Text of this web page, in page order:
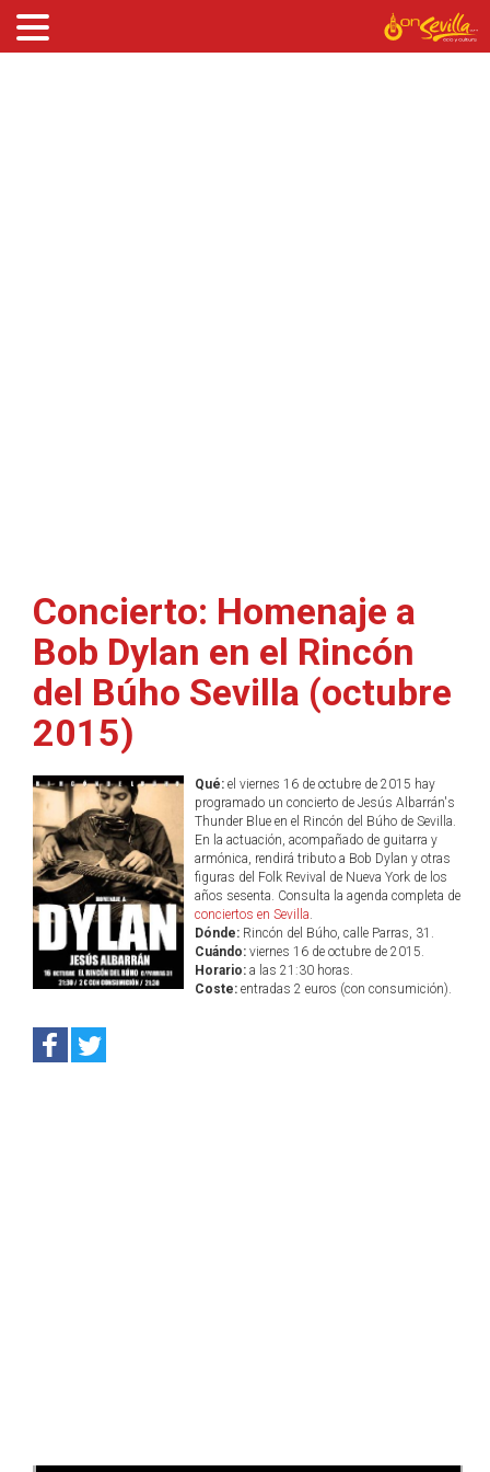
Concierto: Homenaje a
Bob Dylan en el Rincón
del Búho Sevilla (octubre
2015)
Qué:el viernes 16 de octubre de 2015 hay
programado un concierto de Jesús Albarrán's
Thunder Blue en el Rincón del Búho de Sevilla.
En la actuación, acompañado de guitarra y
armónica, rendirá tributo a Bob Dylan y otras
figuras del Folk Revival de Nueva York de los
años sesenta. Consulta la agenda completa de
conciertos en Sevilla.
Dónde:Rincón del Búho, calle Parras, 31.
Cuándo:viernes 16 de octubre de 2015.
Horario:a las 21:30 horas.
Coste:entradas 2 euros (con consumición).